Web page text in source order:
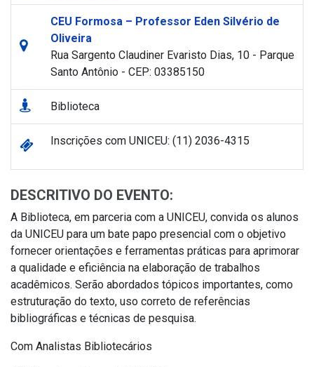
CEU Formosa – Professor Eden Silvério de
Oliveira
Rua Sargento Claudiner Evaristo Dias, 10 - Parque
Santo Antônio - CEP: 03385150
Biblioteca
Inscrições com UNICEU: (11) 2036-4315
DESCRITIVO DO EVENTO:
A Biblioteca, em parceria com a UNICEU, convida os alunos
da UNICEU para um bate papo presencial com o objetivo
fornecer orientações e ferramentas práticas para aprimorar
a qualidade e eficiência na elaboração de trabalhos
acadêmicos. Serão abordados tópicos importantes, como
estruturação do texto, uso correto de referências
bibliográficas e técnicas de pesquisa.
Com Analistas Bibliotecários